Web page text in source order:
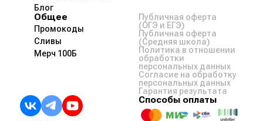
Блог
Общее
Промокоды
Сливы
Мерч 100Б
Публичная оферта
(ОГЭ и ЕГЭ)
Публичная оферта
(Средняя школа)
Политика в отношении
обработки
персональных данных
Согласие на обработку
персональных данных
Гарантия результата
Способы оплаты